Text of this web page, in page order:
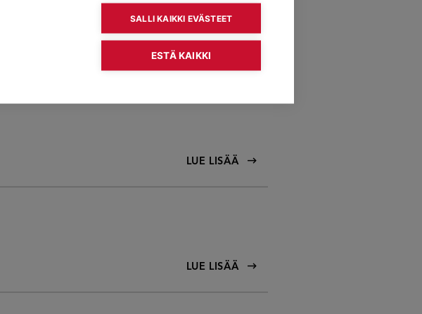
LUE LISÄÄ
LUE LISÄÄ
LUE LISÄÄ
SALLI KAIKKI EVÄSTEET
ESTÄ KAIKKI